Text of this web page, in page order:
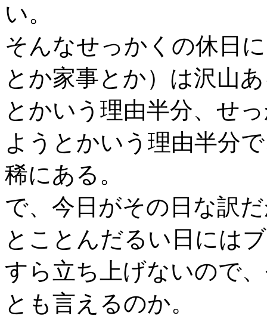
い。
そんなせっかくの休日
とか家事とか）は沢山
とかいう理由半分、せ
ようとかいう理由半分
稀にある。
で、今日がその日な訳
とことんだるい日には
すら立ち上げないので
とも言えるのか。